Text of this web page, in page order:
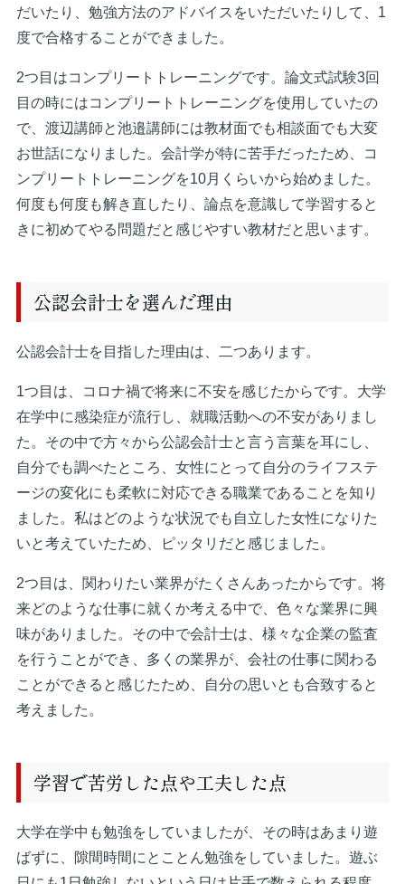
だいたり、勉強方法のアドバイスをいただいたりして、1
度で合格することができました。
2つ目はコンプリートトレーニングです。論文式試験3回
目の時にはコンプリートトレーニングを使用していたの
で、渡辺講師と池邉講師には教材面でも相談面でも大変
お世話になりました。会計学が特に苦手だったため、コ
ンプリートトレーニングを10月くらいから始めました。
何度も何度も解き直したり、論点を意識して学習すると
きに初めてやる問題だと感じやすい教材だと思います。
公認会計士を選んだ理由
公認会計士を目指した理由は、二つあります。
1つ目は、コロナ禍で将来に不安を感じたからです。大学
在学中に感染症が流行し、就職活動への不安がありまし
た。その中で方々から公認会計士と言う言葉を耳にし、
自分でも調べたところ、女性にとって自分のライフステ
ージの変化にも柔軟に対応できる職業であることを知り
ました。私はどのような状況でも自立した女性になりた
いと考えていたため、ピッタリだと感じました。
2つ目は、関わりたい業界がたくさんあったからです。将
来どのような仕事に就くか考える中で、色々な業界に興
味がありました。その中で会計士は、様々な企業の監査
を行うことができ、多くの業界が、会社の仕事に関わる
ことができると感じたため、自分の思いとも合致すると
考えました。
学習で苦労した点や工夫した点
大学在学中も勉強をしていましたが、その時はあまり遊
ばずに、隙間時間にとことん勉強をしていました。遊ぶ